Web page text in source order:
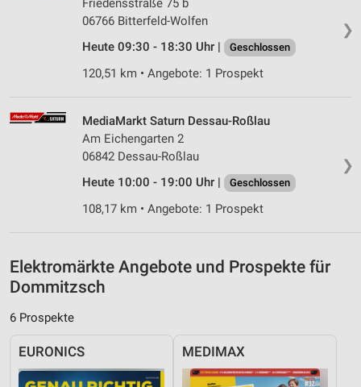
❯
Friedensstraße 75 b
06766 Bitterfeld-Wolfen
Heute 09:30 - 18:30 Uhr |
Geschlossen
120,51 km • Angebote: 1 Prospekt
❯
MediaMarkt Saturn Dessau-Roßlau
Am Eichengarten 2
06842 Dessau-Roßlau
Heute 10:00 - 19:00 Uhr |
Geschlossen
108,17 km • Angebote: 1 Prospekt
Elektromärkte Angebote und Prospekte für
Dommitzsch
6 Prospekte
EURONICS MEDIMAX
Erstellung von Profilen zur Personalisierung
von Inhalten
personalisierter Inhalte
Messung der Performance von Inhalten
Analyse von Zielgruppen durch Statistiken oder
Kombinationen von Daten aus verschiedenen
Verwendung reduzierter Daten zur Auswahl von
Inhalten
Geräte anhand von aktiv angeforderten
Informationen identifizieren